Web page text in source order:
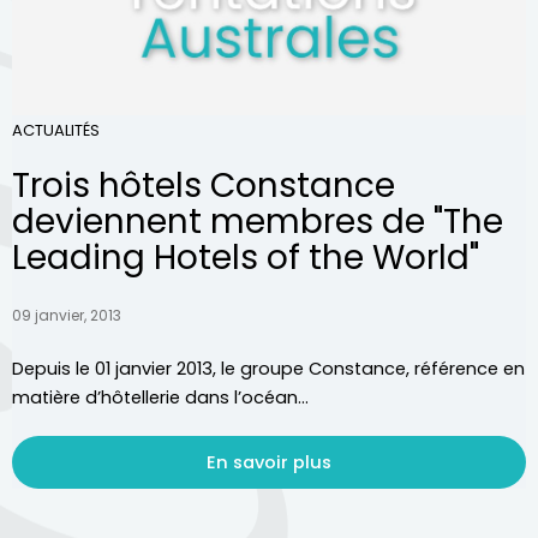
ACTUALITÉS
Trois hôtels Constance
deviennent membres de "The
Leading Hotels of the World"
09 janvier, 2013
Depuis le 01 janvier 2013, le groupe Constance, référence en
matière d’hôtellerie dans l’océan...
En savoir plus